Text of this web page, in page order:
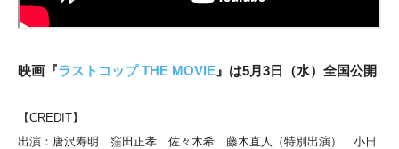
映画『ラストコップ THE MOVIE 』は5月3日（水）全国公開
【CREDIT】
出演：唐沢寿明 窪田正孝 佐々木希 藤木直人（特別出演） 小日